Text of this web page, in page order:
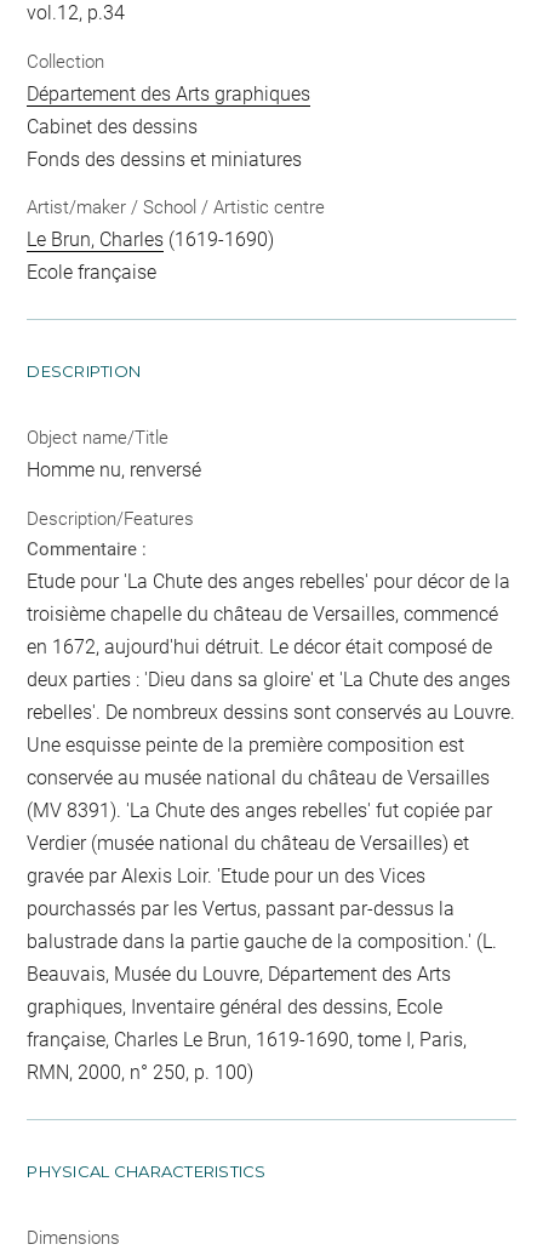
vol.12, p.34
Collection
Département des Arts graphiques
Cabinet des dessins
Fonds des dessins et miniatures
Artist/maker / School / Artistic centre
Le Brun, Charles (1619-1690)
Ecole française
DESCRIPTION
Object name/Title
Homme nu, renversé
Description/Features
Commentaire :
Etude pour 'La Chute des anges rebelles' pour décor de la
troisième chapelle du château de Versailles, commencé
en 1672, aujourd'hui détruit. Le décor était composé de
deux parties : 'Dieu dans sa gloire' et 'La Chute des anges
rebelles'. De nombreux dessins sont conservés au Louvre.
Une esquisse peinte de la première composition est
conservée au musée national du château de Versailles
(MV 8391). 'La Chute des anges rebelles' fut copiée par
Verdier (musée national du château de Versailles) et
gravée par Alexis Loir. 'Etude pour un des Vices
pourchassés par les Vertus, passant par-dessus la
balustrade dans la partie gauche de la composition.' (L.
Beauvais, Musée du Louvre, Département des Arts
graphiques, Inventaire général des dessins, Ecole
française, Charles Le Brun, 1619-1690, tome I, Paris,
RMN, 2000, n° 250, p. 100)
PHYSICAL CHARACTERISTICS
Dimensions